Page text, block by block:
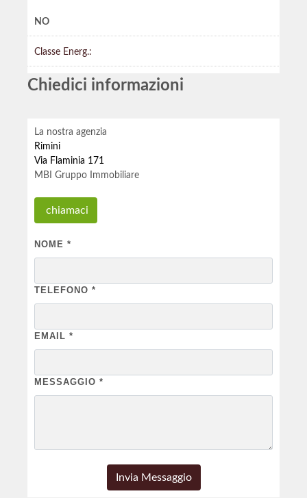
NO
Classe Energ.:
Chiedici informazioni
La nostra agenzia
Rimini
Via Flaminia 171
MBI Gruppo Immobiliare
chiamaci
NOME *
TELEFONO *
EMAIL *
MESSAGGIO *